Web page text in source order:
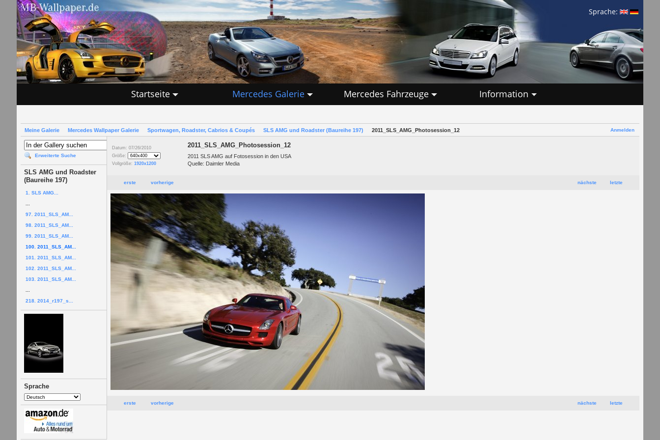
Sprache:
Startseite Mercedes Galerie Mercedes Fahrzeuge Information
Anmelden
Meine Galerie Mercedes Wallpaper Galerie Sportwagen, Roadster, Cabrios & Coupés SLS AMG und Roadster (Baureihe 197) 2011_SLS_AMG_Photosession_12
Erweiterte Suche
SLS AMG und Roadster
(Baureihe 197)
1. SLS AMG...
97. 2011_SLS_AM...
98. 2011_SLS_AM...
99. 2011_SLS_AM...
100. 2011_SLS_AM...
101. 2011_SLS_AM...
102. 2011_SLS_AM...
103. 2011_SLS_AM...
218. 2014_r197_s...
Sprache
Datum: 07/26/2010
Größe:
Vollgröße: 1920x1200
2011_SLS_AMG_Photosession_12
2011 SLS AMG auf Fotosession in den USA
Quelle: Daimler Media
nächste letzte
erste vorherige
nächste letzte
erste vorherige